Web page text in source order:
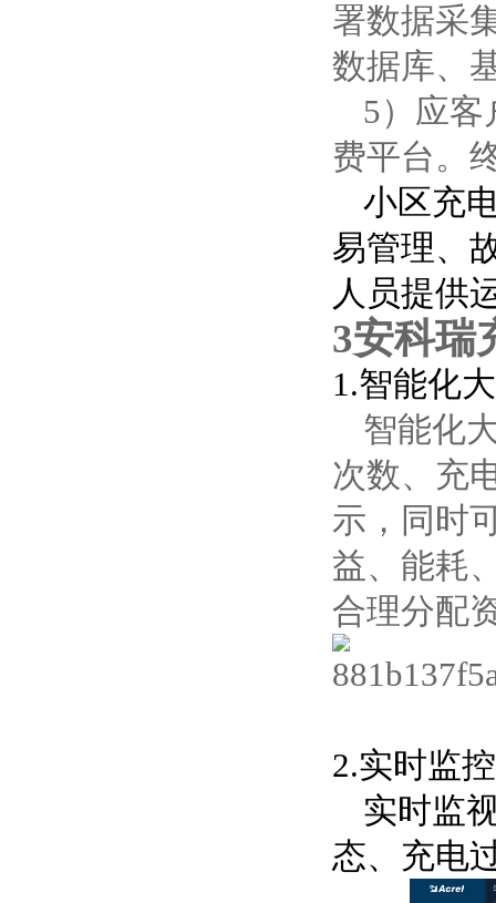
署数据采
数据库、
5）应客
费平台。
小区充
易管理、
人员提供
3安科瑞
1.智能化
智能化
次数、充
示，同时
益、能耗
合理分配
2.实时监控
实时监
态、充电